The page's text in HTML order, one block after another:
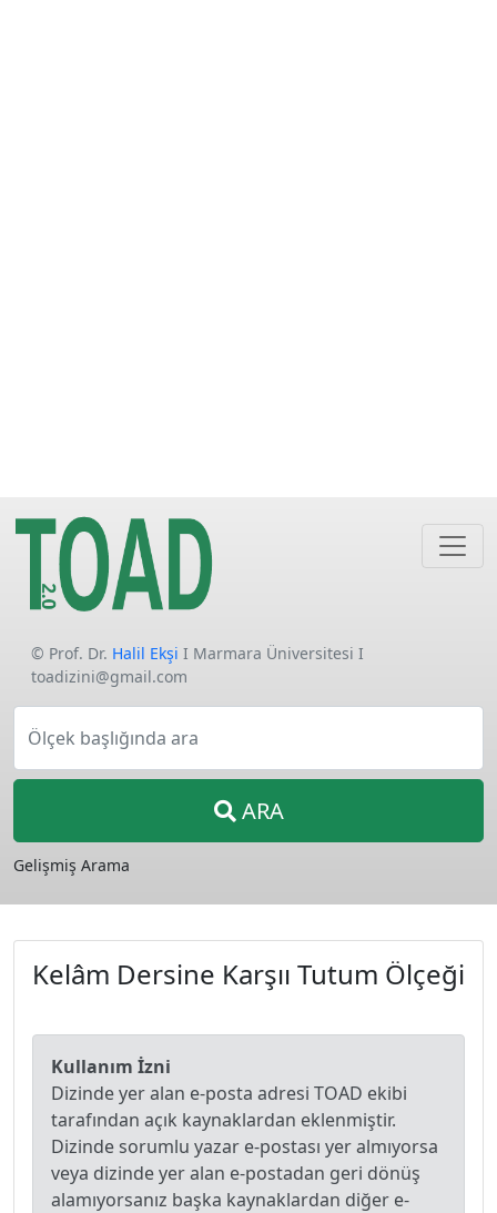
© Prof. Dr. Halil Ekşi I Marmara Üniversitesi I
toadizini@gmail.com
Ölçek başlığında ara
ARA
Gelişmiş Arama
Kelâm Dersine Karşıı Tutum Ölçeği
Kullanım İzni
Dizinde yer alan e-posta adresi TOAD ekibi
tarafından açık kaynaklardan eklenmiştir.
Dizinde sorumlu yazar e-postası yer almıyorsa
veya dizinde yer alan e-postadan geri dönüş
alamıyorsanız başka kaynaklardan diğer e-